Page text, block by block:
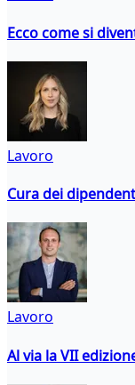
Ecco come si
Lavoro
Cura dei
Lavoro
Al via la VII